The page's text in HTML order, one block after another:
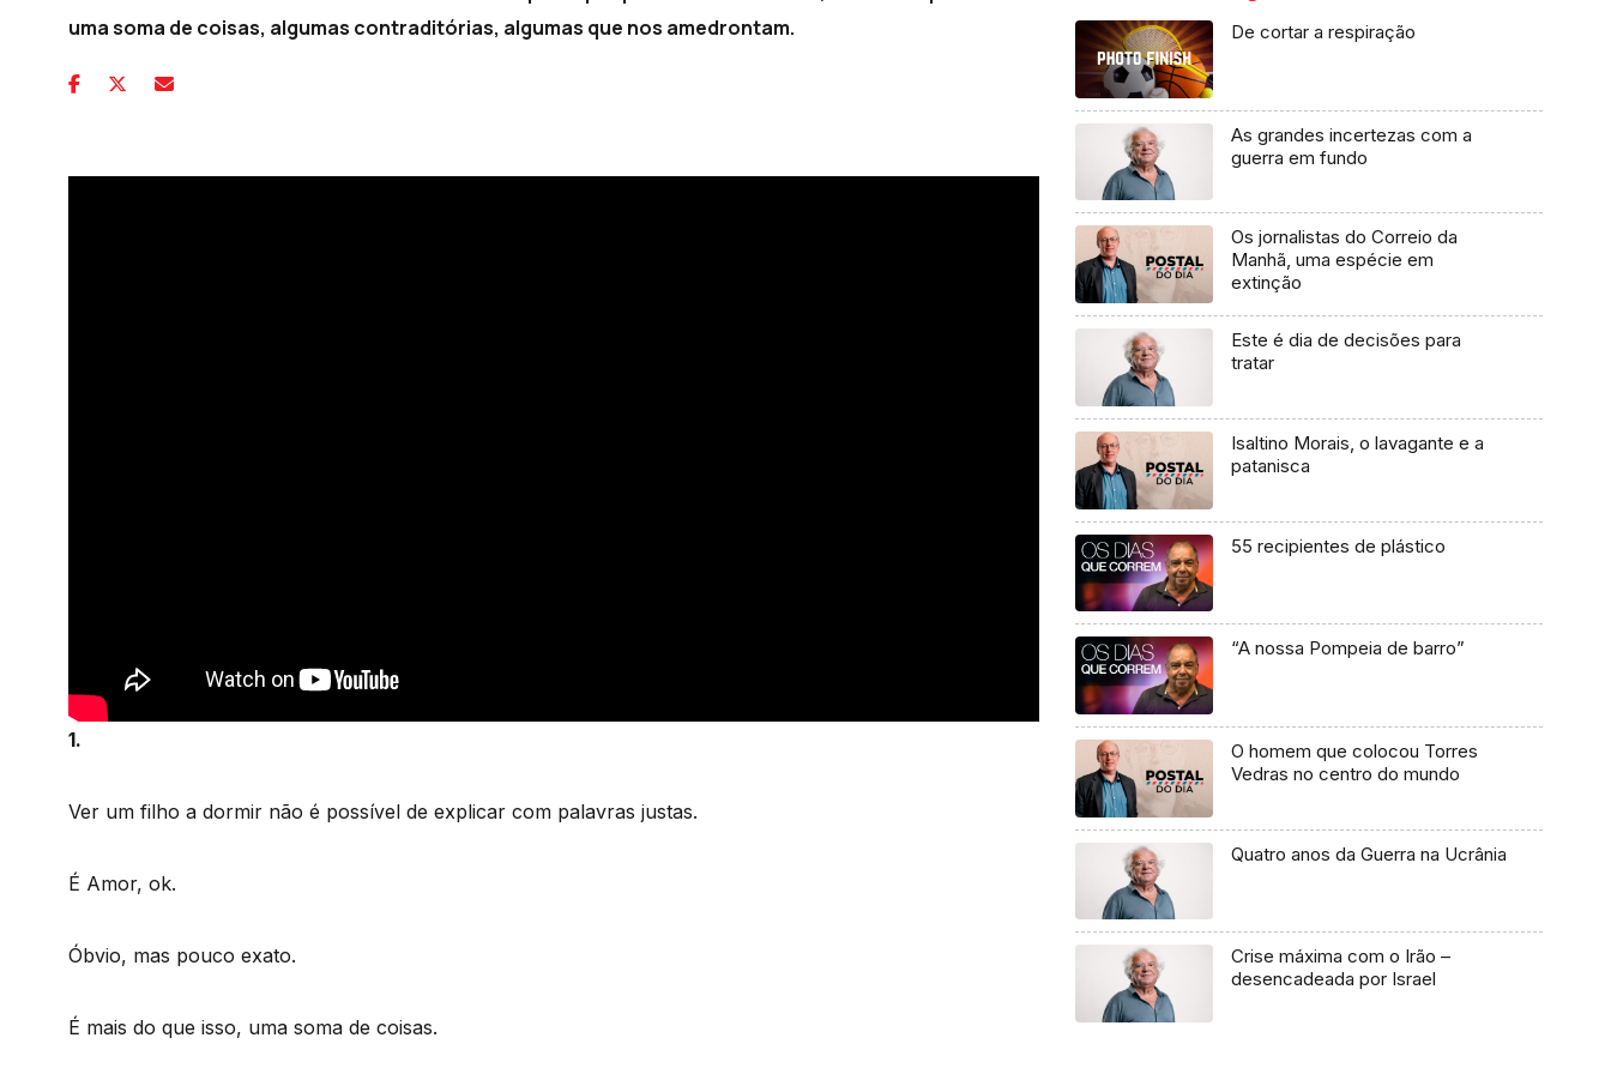
uma soma de coisas, algumas contraditórias, algumas que nos amedrontam.
1.
Ver um filho a dormir não é possível de explicar com palavras justas.
É Amor, ok.
Óbvio, mas pouco exato.
É mais do que isso, uma soma de coisas.
De cortar a respiração
As grandes incertezas com a
guerra em fundo
Os jornalistas do Correio da
Manhã, uma espécie em
extinção
Este é dia de decisões para
tratar
Isaltino Morais, o lavagante e a
patanisca
55 recipientes de plástico
“A nossa Pompeia de barro”
O homem que colocou Torres
Vedras no centro do mundo
Quatro anos da Guerra na Ucrânia
Crise máxima com o Irão –
desencadeada por Israel